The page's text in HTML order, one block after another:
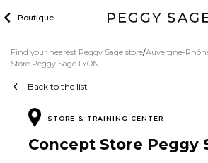
to
Boutique
Back to the list
Find your nearest Peggy Sage store Auvergne-
Store Peggy Sage LYON
STORE TRAINING CENTER
Concept Store Peggy